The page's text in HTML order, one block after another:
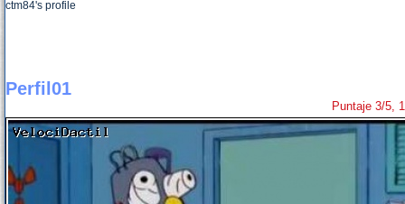
ctm84's profile
Perfil01
Puntaje 3/5,